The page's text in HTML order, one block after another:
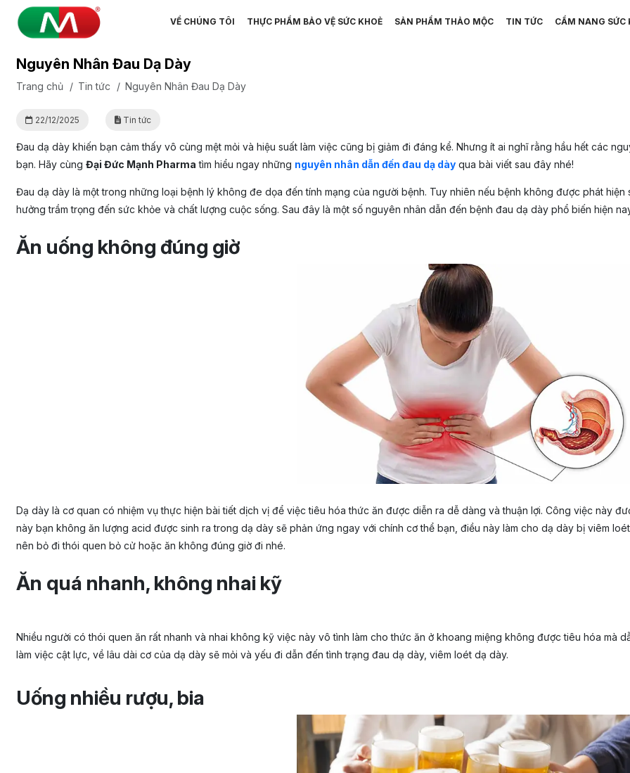
VỀ CHÚNG TÔI THỰC PHẨM BẢO VỆ SỨC KHOẺ SẢN PHẨM THẢO MỘC TIN TỨC CẨM NANG SỨC
Nguyên Nhân Đau Dạ Dày
Trang chủ / Tin tức / Nguyên Nhân Đau Dạ Dày
22/12/2025 Tin tức
Đau dạ dày khiến bạn cảm thấy vô cùng mệt mỏi và hiệu suất làm việc cũng bị giảm đi đáng kể. Nhưng ít ai nghĩ rằng hầu hết các
bạn. Hãy cùng Đại Đức Mạnh Pharma tìm hiểu ngay những nguyên nhân dẫn đến đau dạ dàyqua bài viết sau đây nhé!
Đau dạ dày là một trong những loại bệnh lý không đe dọa đến tính mạng của người bệnh. Tuy nhiên nếu bệnh không được phát hiện
hưởng trầm trọng đến sức khỏe và chất lượng cuộc sống. Sau đây là một số nguyên nhân dẫn đến bệnh đau dạ dày phổ biến hiện
Ăn uống không đúng giờ
Dạ dày là cơ quan có nhiệm vụ thực hiện bài tiết dịch vị để việc tiêu hóa thức ăn được diễn ra dễ dàng và thuận lợi. Công việc này
này bạn không ăn lượng acid được sinh ra trong dạ dày sẽ phản ứng ngay với chính cơ thể bạn, điều này làm cho dạ dày bị viêm
nên bỏ đi thói quen bỏ cử hoặc ăn không đúng giờ đi nhé.
Ăn quá nhanh, không nhai kỹ
Nhiều người có thói quen ăn rất nhanh và nhai không kỹ việc này vô tình làm cho thức ăn ở khoang miệng không được tiêu hóa mà
làm việc cật lực, về lâu dài cơ của dạ dày sẽ mỏi và yếu đi dẫn đến tình trạng đau dạ dày, viêm loét dạ dày.
Uống nhiều rượu, bia